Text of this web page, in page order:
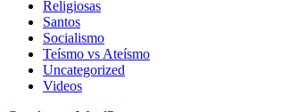
Religiosas
Santos
Socialismo
Teísmo vs Ateísmo
Uncategorized
Videos